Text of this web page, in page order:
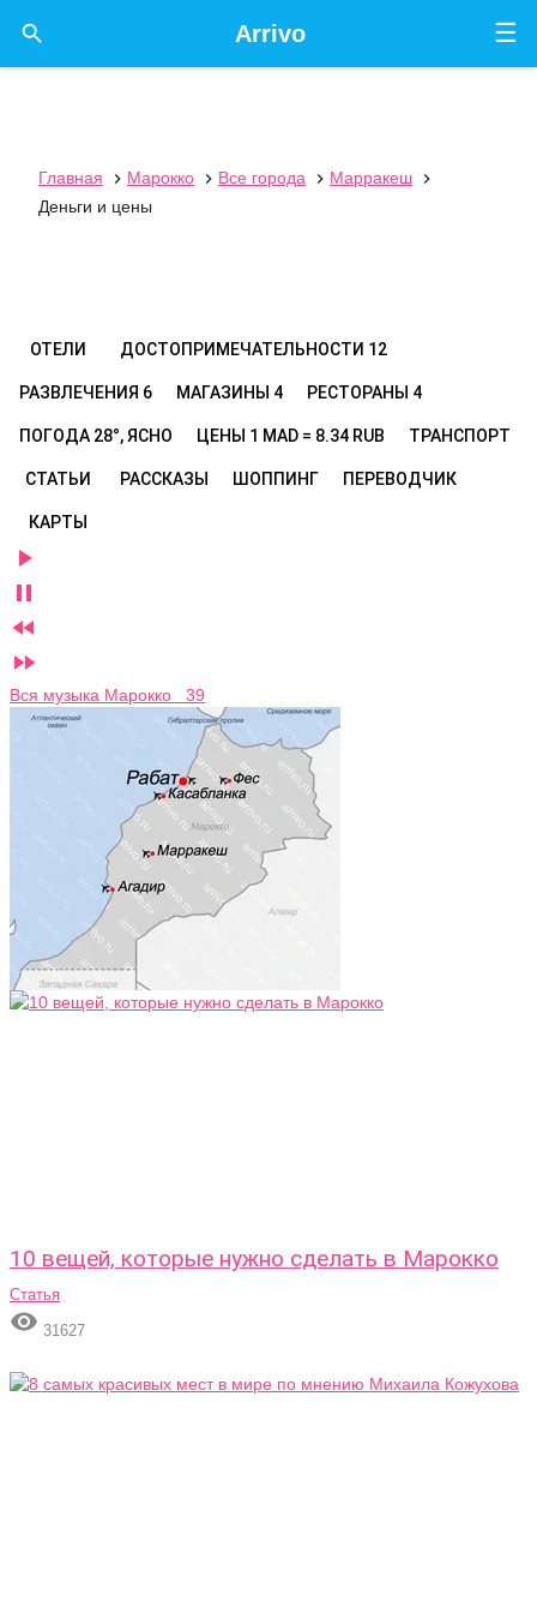
☰
Arrivo

Главная  Марокко  Все города  Марракеш

Деньги и цены
ОТЕЛИ ДОСТОПРИМЕЧАТЕЛЬНОСТИ 12
РАЗВЛЕЧЕНИЯ 6 МАГАЗИНЫ 4 РЕСТОРАНЫ 4
ПОГОДА 28°, ЯСНО ЦЕНЫ 1 MAD = 8.34 RUB ТРАНСПОРТ
СТАТЬИ РАССКАЗЫ ШОППИНГ ПЕРЕВОДЧИК
КАРТЫ




Вся музыка Марокко 39
10 вещей, которые нужно сделать в Марокко
Статья
 31627